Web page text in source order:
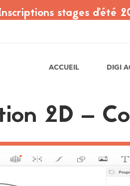
stages d'été
ACCUEIL DIGI
2D –